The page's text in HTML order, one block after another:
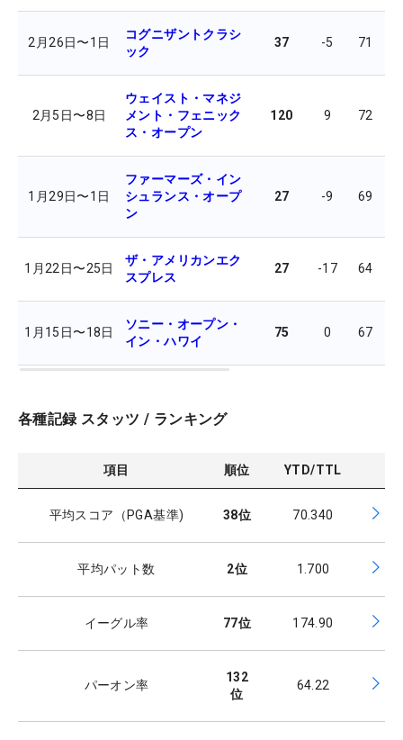
2月26日〜1日
コグニザントクラシ
ック
37 -5 71
2月5日〜8日
ウェイスト・マネジ
メント・フェニック
ス・オープン
120 9 72
1月29日〜1日
ファーマーズ・イン
シュランス・オープ
ン
27 -9 69
1月22日〜25日
ザ・アメリカンエク
スプレス
27 -17 64
1月15日〜18日
ソニー・オープン・
イン・ハワイ
75 0 67
各種記録 スタッツ / ランキング
項目 順位 YTD/TTL
平均スコア（PGA基準) 38位 70.340
平均パット数 2位 1.700
イーグル率 77位 174.90
パーオン率
132
位
64.22